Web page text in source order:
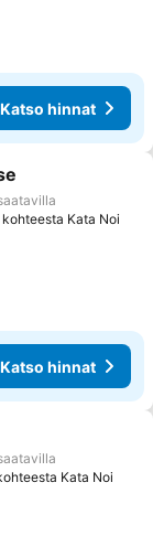
Katso hinnat
kohteesta Kata Noi
Katso hinnat
Kata Noi